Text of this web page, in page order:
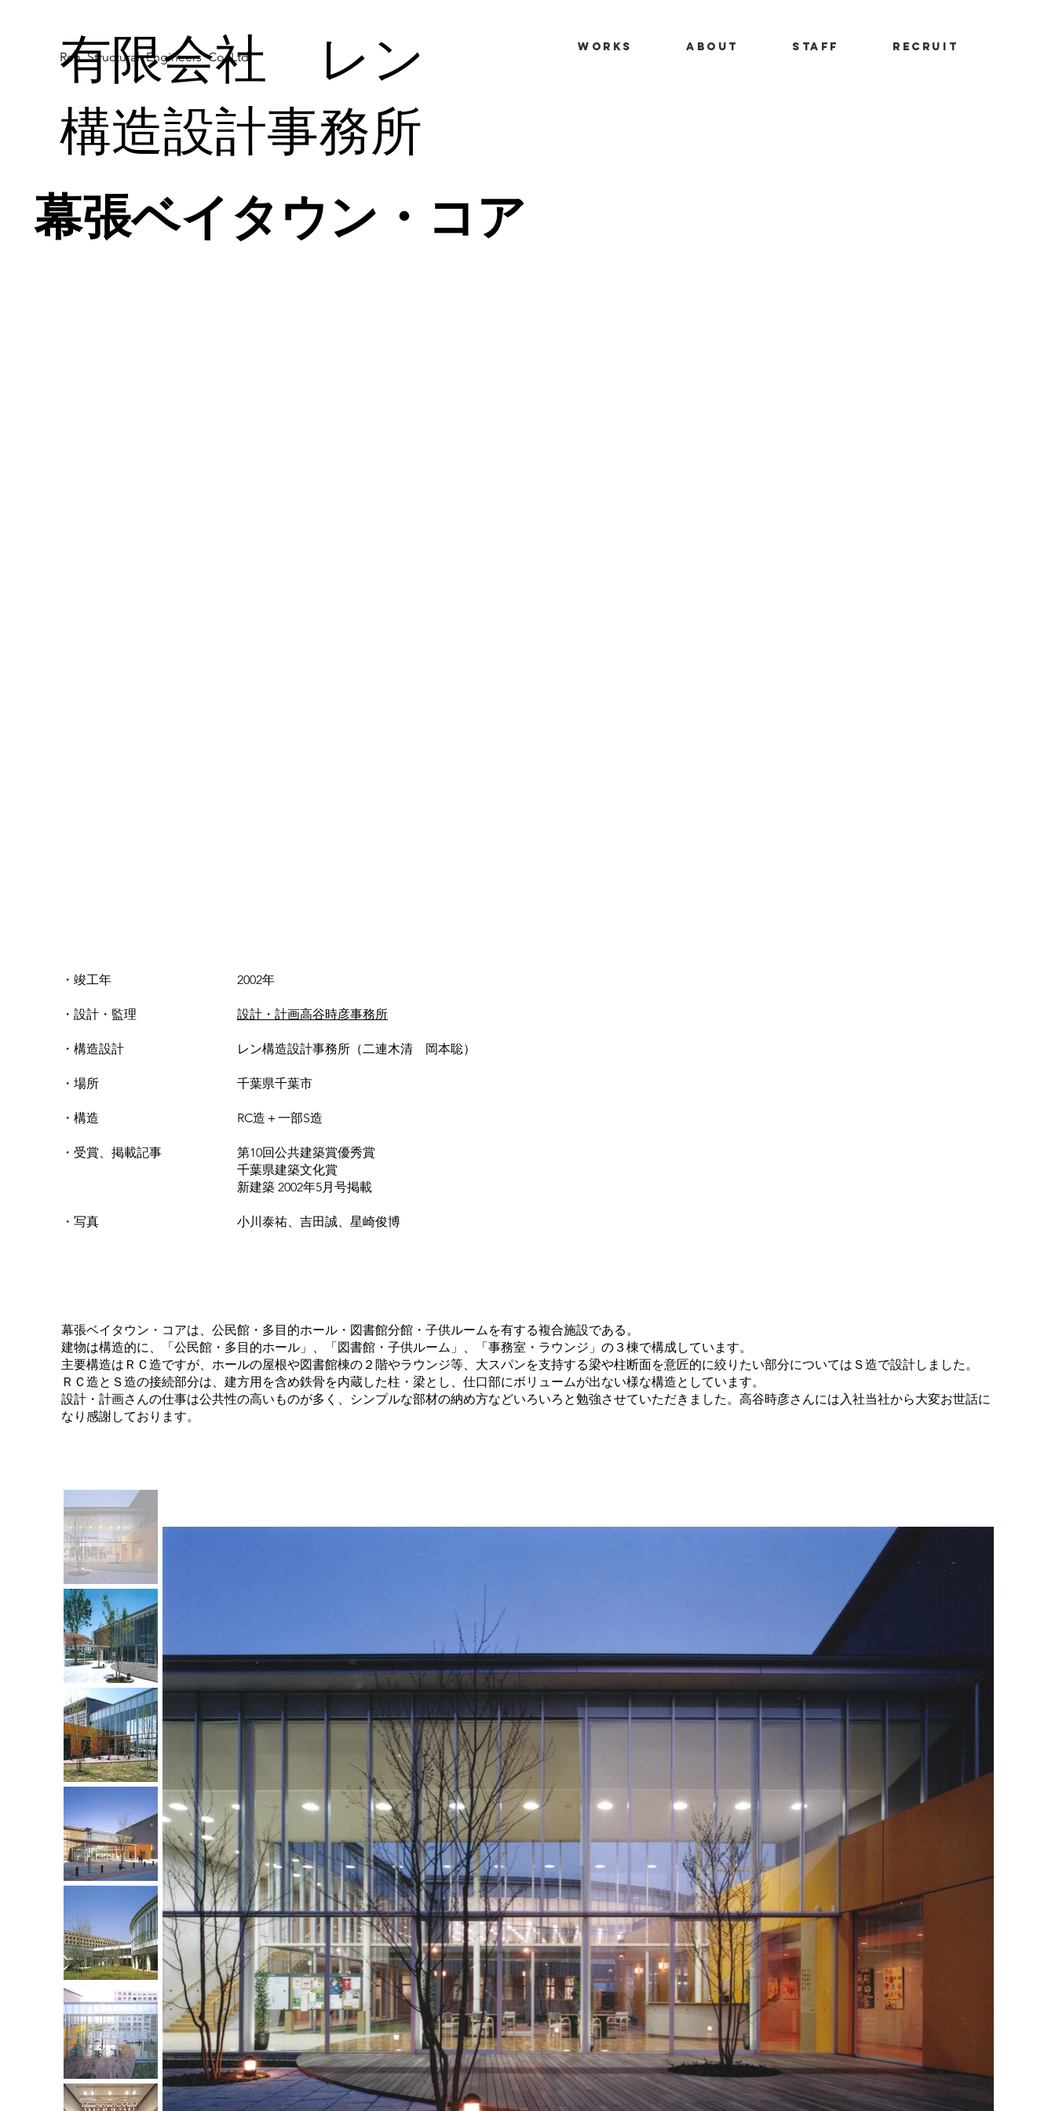
有限会社 レン
構造設計事務所
Ren Structural Engineers Co.,Ltd.
WORKS ABOUT STAFF RECRUIT
幕張ベイタウン・コア
・竣工年 2002年
・設計・監理 設計・計画高谷時彦事務所
・構造設計 レン構造設計事務所（二連木清 岡本聡）
・場所 千葉県千葉市
・構造 RC造＋一部S造
・受賞、掲載記事 第10回公共建築賞優秀賞
千葉県建築文化賞
新建築 2002年5月号掲載
・写真 小川泰祐、吉田誠、星崎俊博
幕張ベイタウン・コアは、公民館・多目的ホール・図書館分館・子供ルームを有する複合施設である。
建物は構造的に、「公民館・多目的ホール」、「図書館・子供ルーム」、「事務室・ラウンジ」の３棟で構成しています。
主要構造はＲＣ造ですが、ホールの屋根や図書館棟の２階やラウンジ等、大スパンを支持する梁や柱断面を意匠的に絞りたい部分についてはＳ造で設計しました。
ＲＣ造とＳ造の接続部分は、建方用を含め鉄骨を内蔵した柱・梁とし、仕口部にボリュームが出ない様な構造としています。
設計・計画さんの仕事は公共性の高いものが多く、シンプルな部材の納め方などいろいろと勉強させていただきました。高谷時彦さんには入社当社から大変お世話に
なり感謝しております。